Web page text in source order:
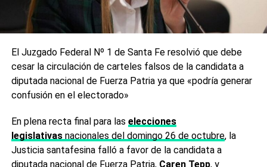
se traerán vacunas para Paraguay, mientras se termina de
«acercar a México y Rusia» para que la vacuna llegue
también al pueblo mexicano.
Argentina fue «el
primer país en América
vacuna Sputnik V y el
segundo en el mundo»
El Juzgado Federal Nº 1 de Santa Fe resolvió que debe
cesar la circulación de carteles falsos de la candidata a
diputada nacional de Fuerza Patria ya que «podría generar
confusión en el electorado»
En plena recta final para las elecciones
legislativasnacionales del domingo 26 de octubre, la
Justicia santafesina falló a favor de la candidata a
diputada nacional de Fuerza Patria,Caren Tepp, y